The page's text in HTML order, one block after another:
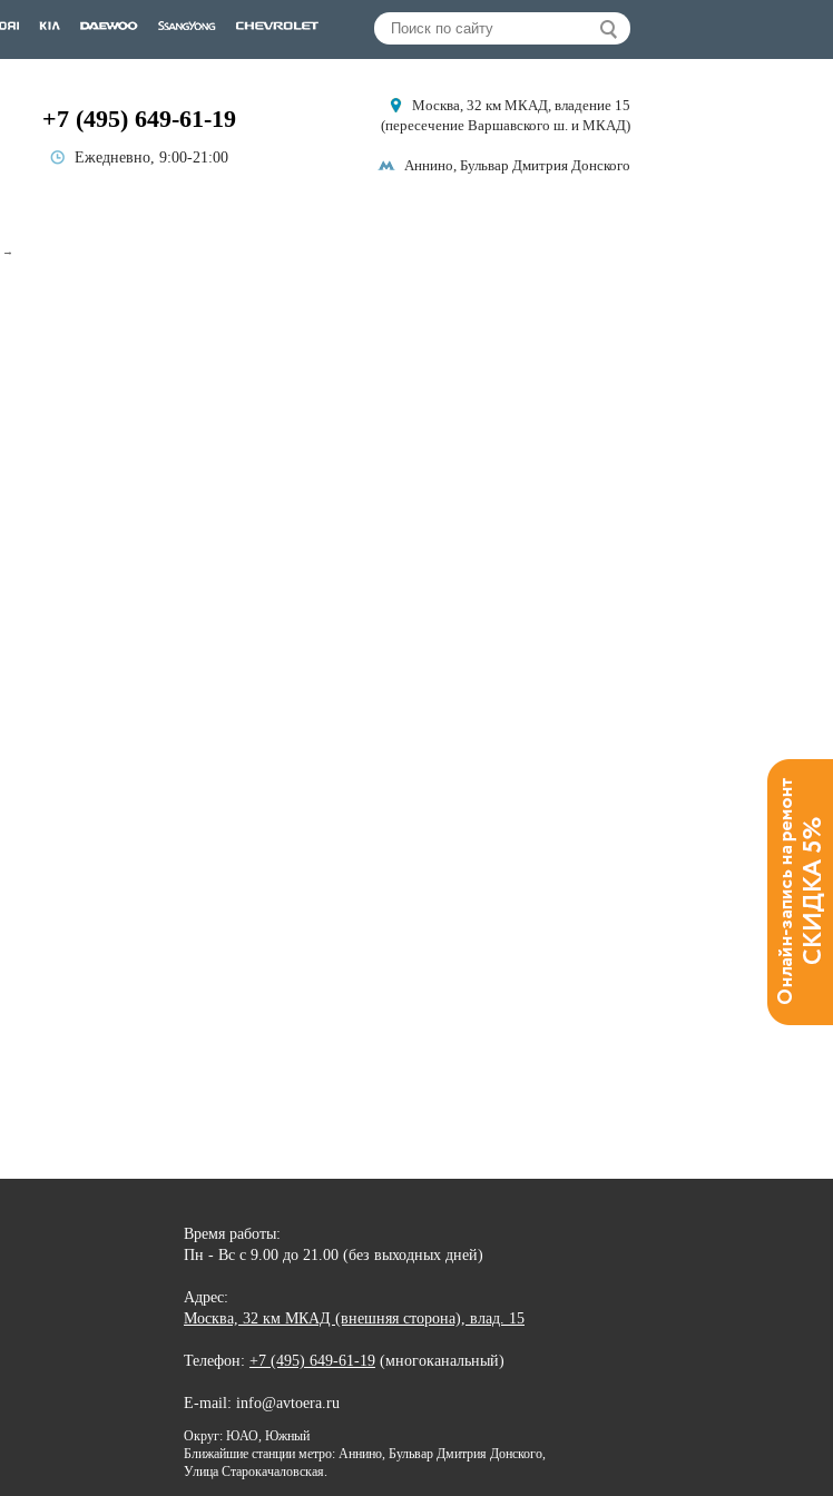
+7 (495) 649-61-19
Ежедневно, 9:00-21:00
Москва, 32 км МКАД, владение 15
(пересечение Варшавского ш. и МКАД)
Аннино, Бульвар Дмитрия Донского
Время работы:
Пн - Вс с 9.00 до 21.00 (без выходных дней)
Адрес:
Москва, 32 км МКАД (внешняя сторона), влад. 15
Телефон: +7 (495) 649-61-19 (многоканальный)
E-mail: info@avtoera.ru
Округ: ЮАО, Южный
Ближайшие станции метро: Аннино, Бульвар Дмитрия Донского,
Улица Старокачаловская.